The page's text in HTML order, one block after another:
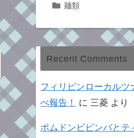
麺類
Recent Comments
フィリピンローカルツ
べ報告！
に 三菱 より
ポムドンビビンバとテ